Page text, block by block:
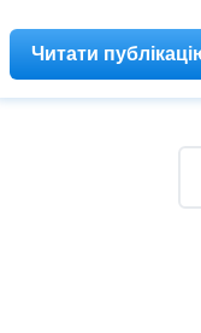
audit involved a
inspection of Proton
does not collect its
Читати